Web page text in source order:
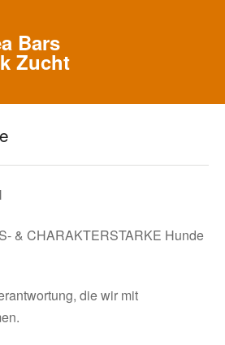
& CHARAKTERSTARKE Hunde
die wir mit